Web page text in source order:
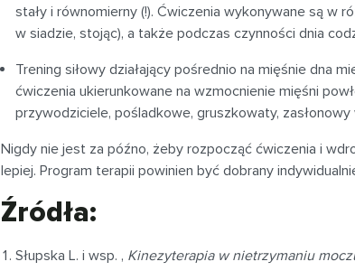
stały i równomierny (!). Ćwiczenia wykonywane są w
w siadzie, stojąc), a także podczas czynności dnia
Trening siłowy działający pośrednio na mięśnie dna
ćwiczenia ukierunkowane na wzmocnienie mięśni
przywodziciele, pośladkowe, gruszkowaty,
Nigdy nie jest za późno, żeby rozpocząć ćwiczenia i
lepiej. Program terapii powinien być dobrany
Źródła:
Słupska L. i wsp. , Kinezyterapia w nietrzymaniu